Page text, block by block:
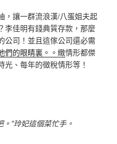
讓一群流浪漢/八蛋姐夫起
李佳明有錢典質存款，那麼
公司！並且這傢公司還必需
們的眼睛裏。。緻情形都傑
、每年的徵稅情形等！
”玲妃這個菜忙手。